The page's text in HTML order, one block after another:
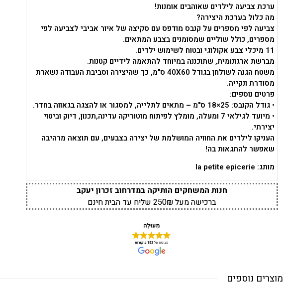
ערכת צביעה לילדים שאוהבים אומנות!
מה כלול בערכת היצירה?
צביעה לפי מספרים על קנבס מודפס עם סקיצה של איור אביבי לצביעה לפי
מספרים, כולל שוליים שמסומנים בצבע המתאים.
11 מיכלי צבע אקולוגי ובטוח לשימוש ילדים.
מברשת ארגונומית, שתוכננה במיוחד להתאמה לידיים קטנות.
משטח הגנה לשולחן בגודל 40X60 ס"מ, כך שהיצירה וסביבת העבודה נשארת
מסודרת ונקייה.
פרטים נוספים:
• גודל הקנבס: 25×18 ס"מ – מתאים לתלייה, למסגור או להצגה בגאווה בחדר.
• מיועד לגילאי 7 ומעלה, מומלץ לפיתוח מוטוריקה עדינה,תכנון, דיוק וביטוי
יצירתי.
העניקו לילדים את החוויה המושלמת של יצירה בצבעים, עם תוצאה מרהיבה
שאפשר להתגאות בה!
מותג: la petite epicerie
חנות המשחקים הותיקה במדרחוב זכרון יעקב
ברכישה מעל 250₪ שליח עד הבית חינם
מוצרים נוספים